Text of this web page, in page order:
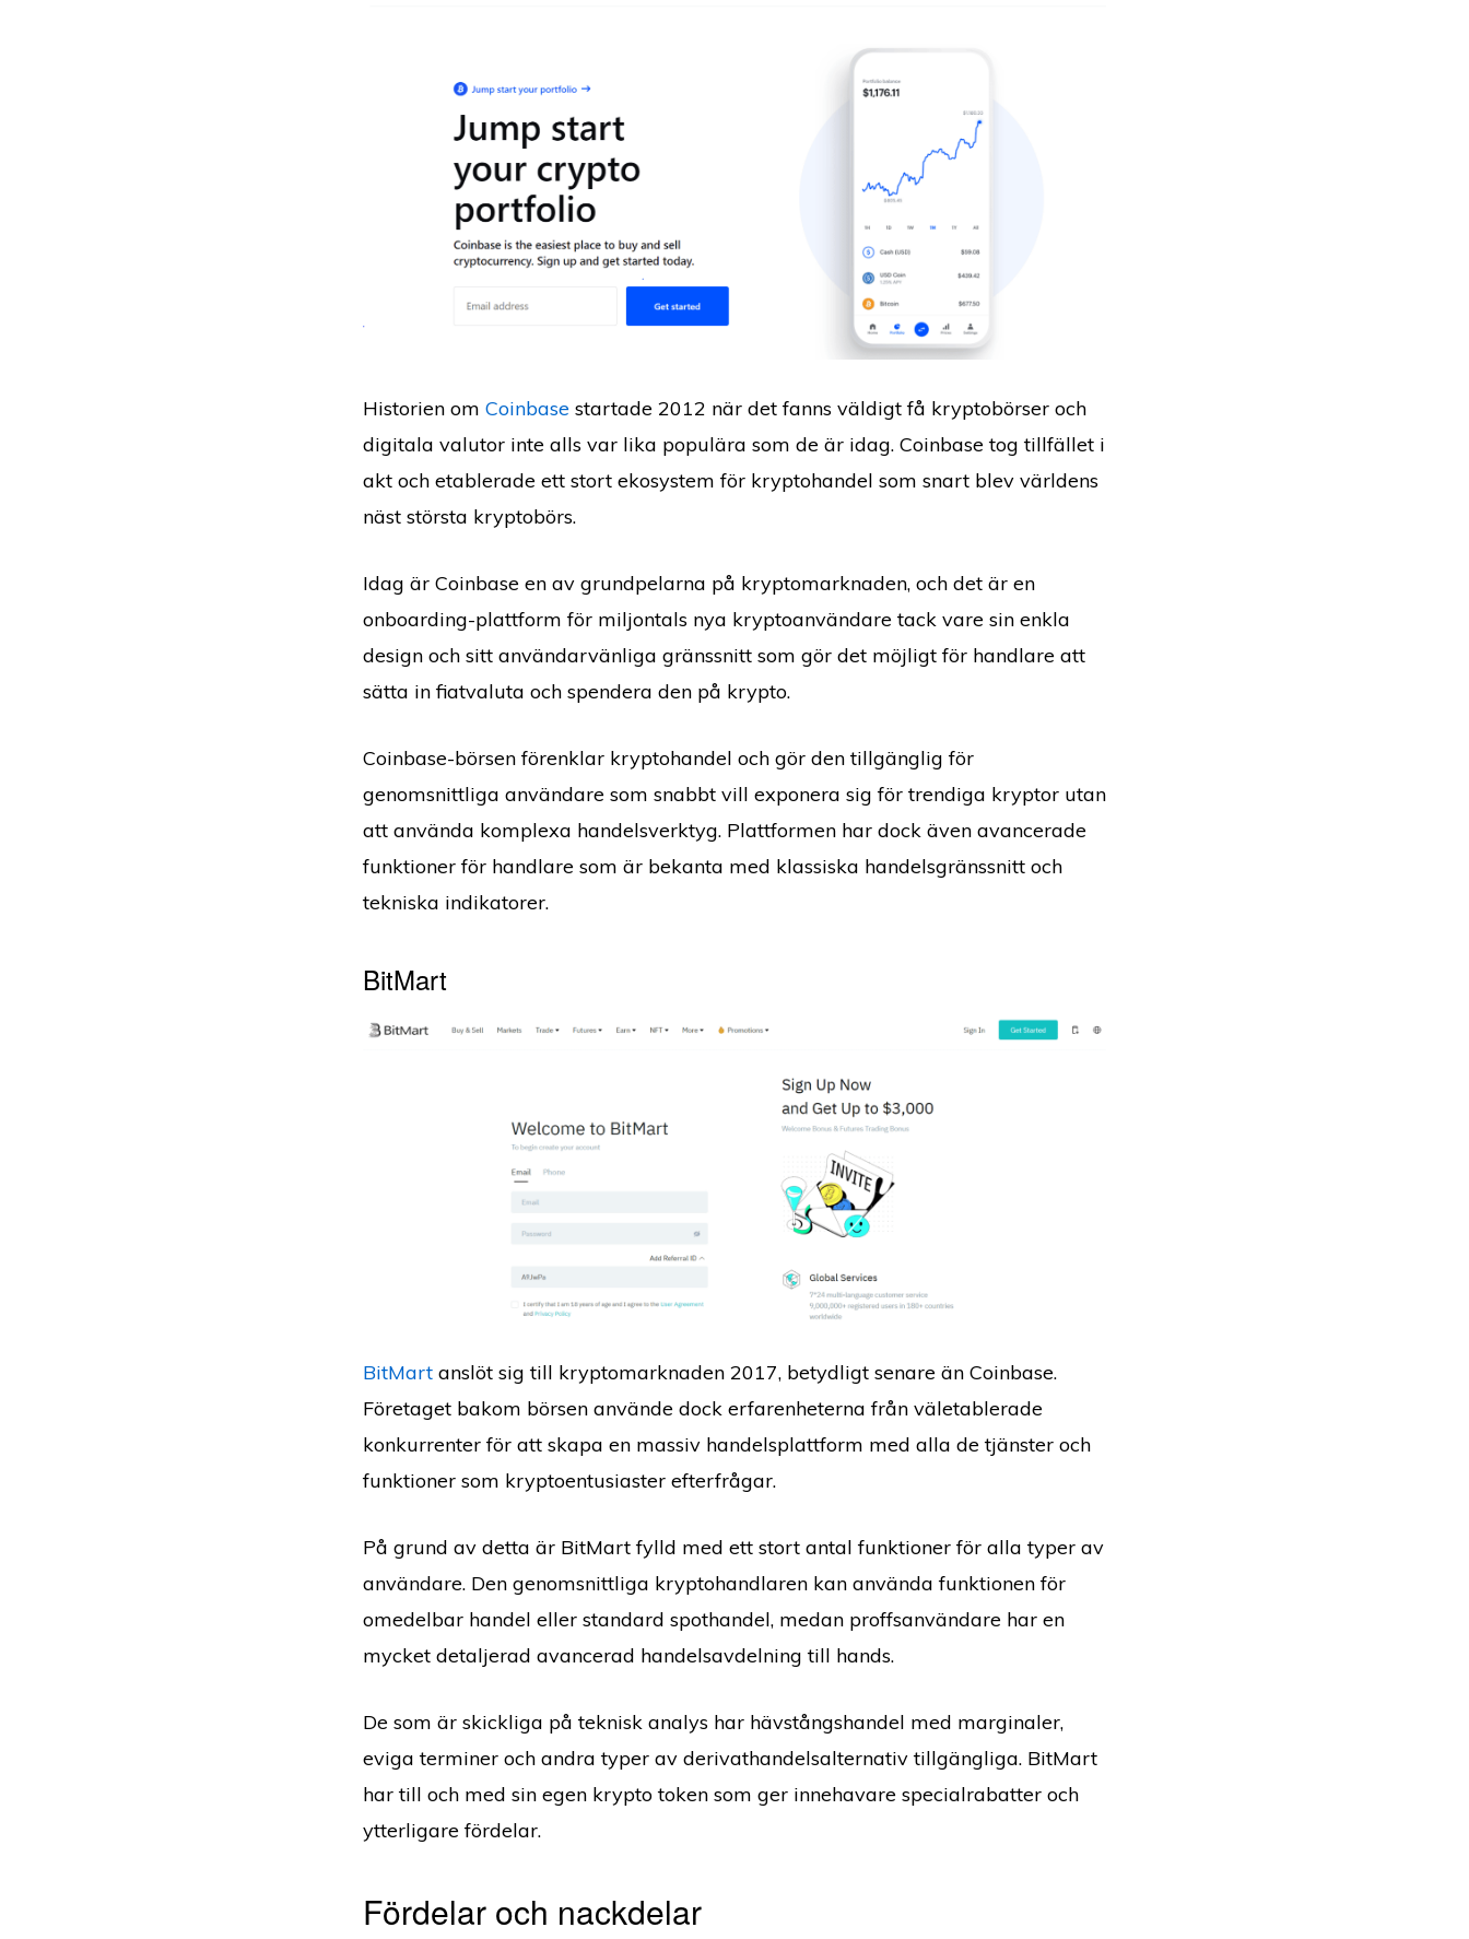
Historien om Coinbase startade 2012 när det fanns väldigt få kryptobörser och
digitala valutor inte alls var lika populära som de är idag. Coinbase tog tillfället i
akt och etablerade ett stort ekosystem för kryptohandel som snart blev världens
näst största kryptobörs.
Idag är Coinbase en av grundpelarna på kryptomarknaden, och det är en
onboarding-plattform för miljontals nya kryptoanvändare tack vare sin enkla
design och sitt användarvänliga gränssnitt som gör det möjligt för handlare att
sätta in fiatvaluta och spendera den på krypto.
Coinbase-börsen förenklar kryptohandel och gör den tillgänglig för
genomsnittliga användare som snabbt vill exponera sig för trendiga kryptor utan
att använda komplexa handelsverktyg. Plattformen har dock även avancerade
funktioner för handlare som är bekanta med klassiska handelsgränssnitt och
tekniska indikatorer.
BitMart
BitMart anslöt sig till kryptomarknaden 2017, betydligt senare än Coinbase.
Företaget bakom börsen använde dock erfarenheterna från väletablerade
konkurrenter för att skapa en massiv handelsplattform med alla de tjänster och
funktioner som kryptoentusiaster efterfrågar.
På grund av detta är BitMart fylld med ett stort antal funktioner för alla typer av
användare. Den genomsnittliga kryptohandlaren kan använda funktionen för
omedelbar handel eller standard spothandel, medan proffsanvändare har en
mycket detaljerad avancerad handelsavdelning till hands.
De som är skickliga på teknisk analys har hävstångshandel med marginaler,
eviga terminer och andra typer av derivathandelsalternativ tillgängliga. BitMart
har till och med sin egen krypto token som ger innehavare specialrabatter och
ytterligare fördelar.
Fördelar och nackdelar